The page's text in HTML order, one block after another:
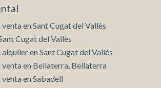
en Sant Cugat del Vallès
Cugat del Vallès
alquiler en Sant Cugat del Vallès
venta en Bellaterra, Bellaterra
en Sabadell